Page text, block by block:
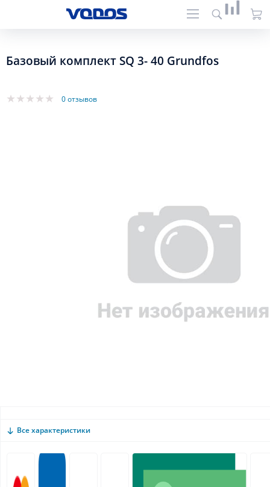
Базовый комплект SQ 3- 40 Grundfos
0 отзывов
Все характеристики